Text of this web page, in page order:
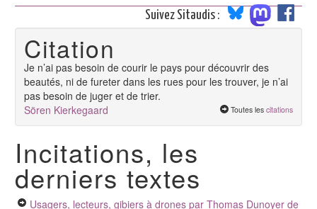
Suivez Sitaudis :
Citation
Je n’ai pas besoin de courir le pays pour découvrir des
beautés, ni de fureter dans les rues pour les trouver, je n’ai
pas besoin de juger et de trier.
Sören Kierkegaard
Toutes les citations
Incitations, les
derniers textes
Usagers, lecteurs, gibiers à drones par Thomas Dunoyer de